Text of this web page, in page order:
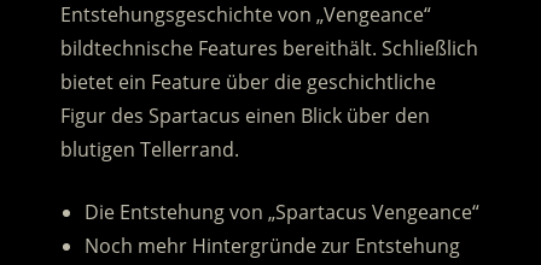
Entstehungsgeschichte von „Vengeance“
bildtechnische Features bereithält. Schließlich
bietet ein Feature über die geschichtliche
Figur des Spartacus einen Blick über den
blutigen Tellerrand.
Die Entstehung von „Spartacus Vengeance“
Noch mehr Hintergründe zur Entstehung